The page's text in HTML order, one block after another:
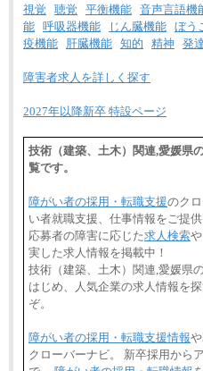
視覚
聴覚 平衡機能 音声言語機
能 呼吸器機能 じん臓機能 ぼう
疫機能
肝臓機能 知的 精神 発
障害者求人を詳しく探す
2027年以降新卒 特設ページ
技術（建築、土木）関連,愛媛県
覧です。
障がい者の採用・転職支援のク
い者就職支援、仕事情報をご提供
応募者の障害に応じた求人検索
実した求人情報を掲載中！
技術（建築、土木）関連,愛媛県
はじめ、人気企業の求人情報を
ぞ。
障がい者の採用・転職支援情報
クローバーナビ。 新卒採用から